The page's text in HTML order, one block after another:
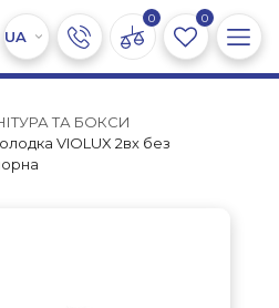
0 0
ТА БОКСИ
VIOLUX 2вх без